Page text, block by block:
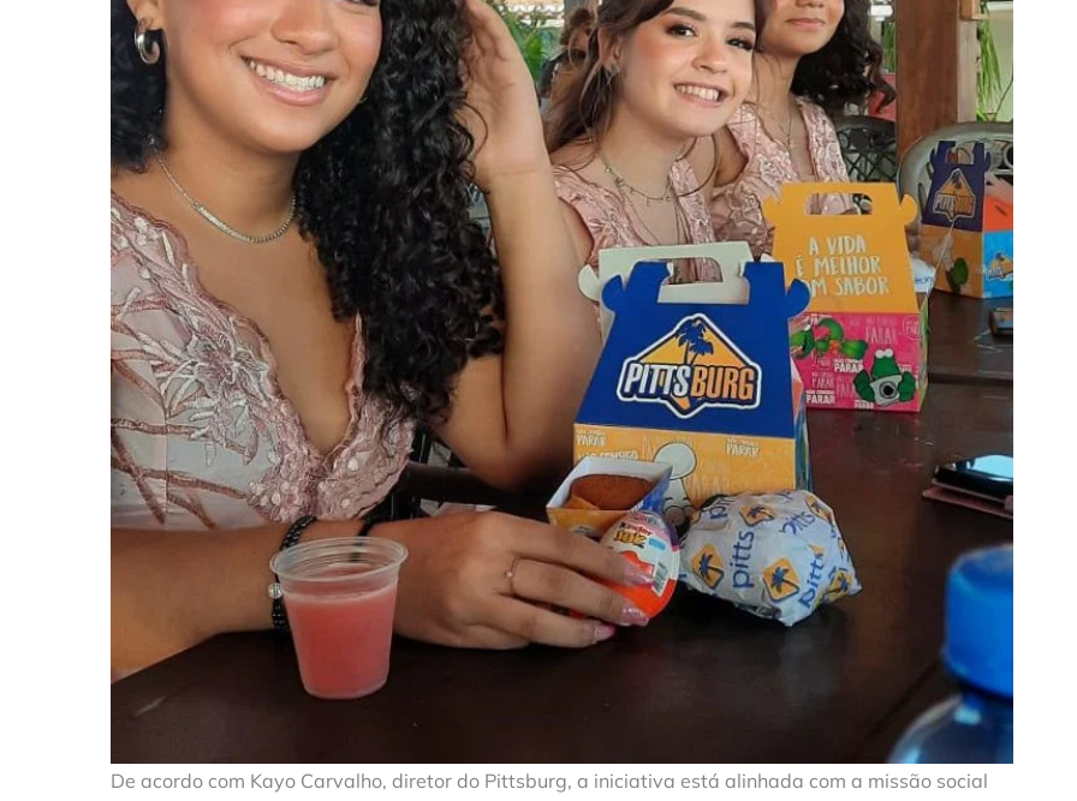
De acordo com Kayo Carvalho, diretor do Pittsburg, a iniciativa está alinhada com a missão social